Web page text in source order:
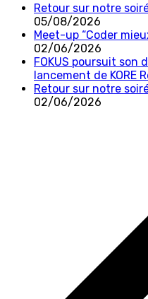
Retour sur notre
05/08/2026
Meet-up “Coder
02/06/2026
FOKUS poursuit son
lancement de KORE
Retour sur notre
02/06/2026